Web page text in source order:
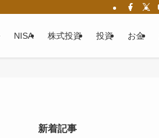
NISA 株式投資 投資 お金
新着記事